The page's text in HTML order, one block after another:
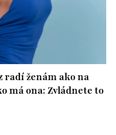
radí ženám ako na
má ona: Zvládnete to